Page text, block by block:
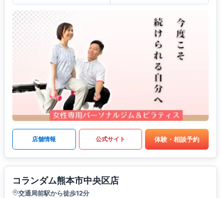
店舗情報 公式サイト 体験・相談予約
コランダム熊本市中央区店
交通局前駅から徒歩12分